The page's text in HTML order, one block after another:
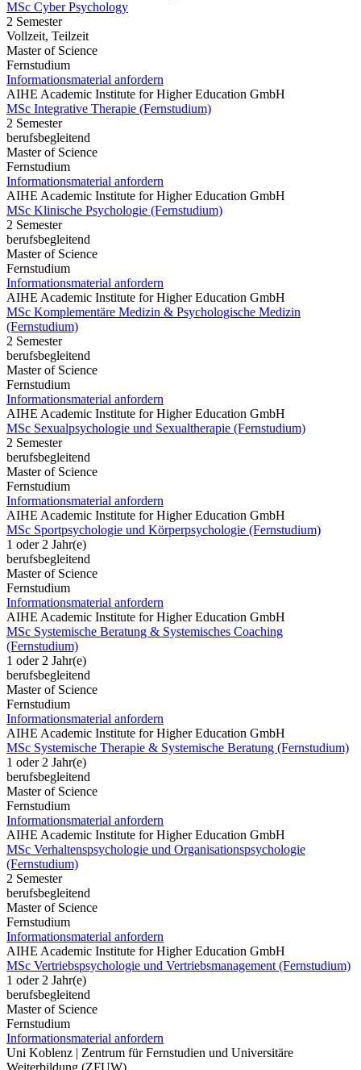
MSc Cyber Psychology
2 Semester
Vollzeit, Teilzeit
Master of Science
Fernstudium
Informationsmaterial anfordern
AIHE Academic Institute for Higher Education GmbH
MSc Integrative Therapie (Fernstudium)
2 Semester
berufsbegleitend
Master of Science
Fernstudium
Informationsmaterial anfordern
AIHE Academic Institute for Higher Education GmbH
MSc Klinische Psychologie (Fernstudium)
2 Semester
berufsbegleitend
Master of Science
Fernstudium
Informationsmaterial anfordern
AIHE Academic Institute for Higher Education GmbH
MSc Komplementäre Medizin & Psychologische Medizin
(Fernstudium)
2 Semester
berufsbegleitend
Master of Science
Fernstudium
Informationsmaterial anfordern
AIHE Academic Institute for Higher Education GmbH
MSc Sexualpsychologie und Sexualtherapie (Fernstudium)
2 Semester
berufsbegleitend
Master of Science
Fernstudium
Informationsmaterial anfordern
AIHE Academic Institute for Higher Education GmbH
MSc Sportpsychologie und Körperpsychologie (Fernstudium)
1 oder 2 Jahr(e)
berufsbegleitend
Master of Science
Fernstudium
Informationsmaterial anfordern
AIHE Academic Institute for Higher Education GmbH
MSc Systemische Beratung & Systemisches Coaching
(Fernstudium)
1 oder 2 Jahr(e)
berufsbegleitend
Master of Science
Fernstudium
Informationsmaterial anfordern
AIHE Academic Institute for Higher Education GmbH
MSc Systemische Therapie & Systemische Beratung (Fernstudium)
1 oder 2 Jahr(e)
berufsbegleitend
Master of Science
Fernstudium
Informationsmaterial anfordern
AIHE Academic Institute for Higher Education GmbH
MSc Verhaltenspsychologie und Organisationspsychologie
(Fernstudium)
2 Semester
berufsbegleitend
Master of Science
Fernstudium
Informationsmaterial anfordern
AIHE Academic Institute for Higher Education GmbH
MSc Vertriebspsychologie und Vertriebsmanagement (Fernstudium)
1 oder 2 Jahr(e)
berufsbegleitend
Master of Science
Fernstudium
Informationsmaterial anfordern
Uni Koblenz | Zentrum für Fernstudien und Universitäre
Weiterbildung (ZFUW)